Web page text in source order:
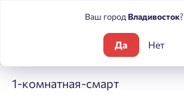
Речные кварталы
1-комнатная-смарт
Ваш город Владивосток?
Да Нет